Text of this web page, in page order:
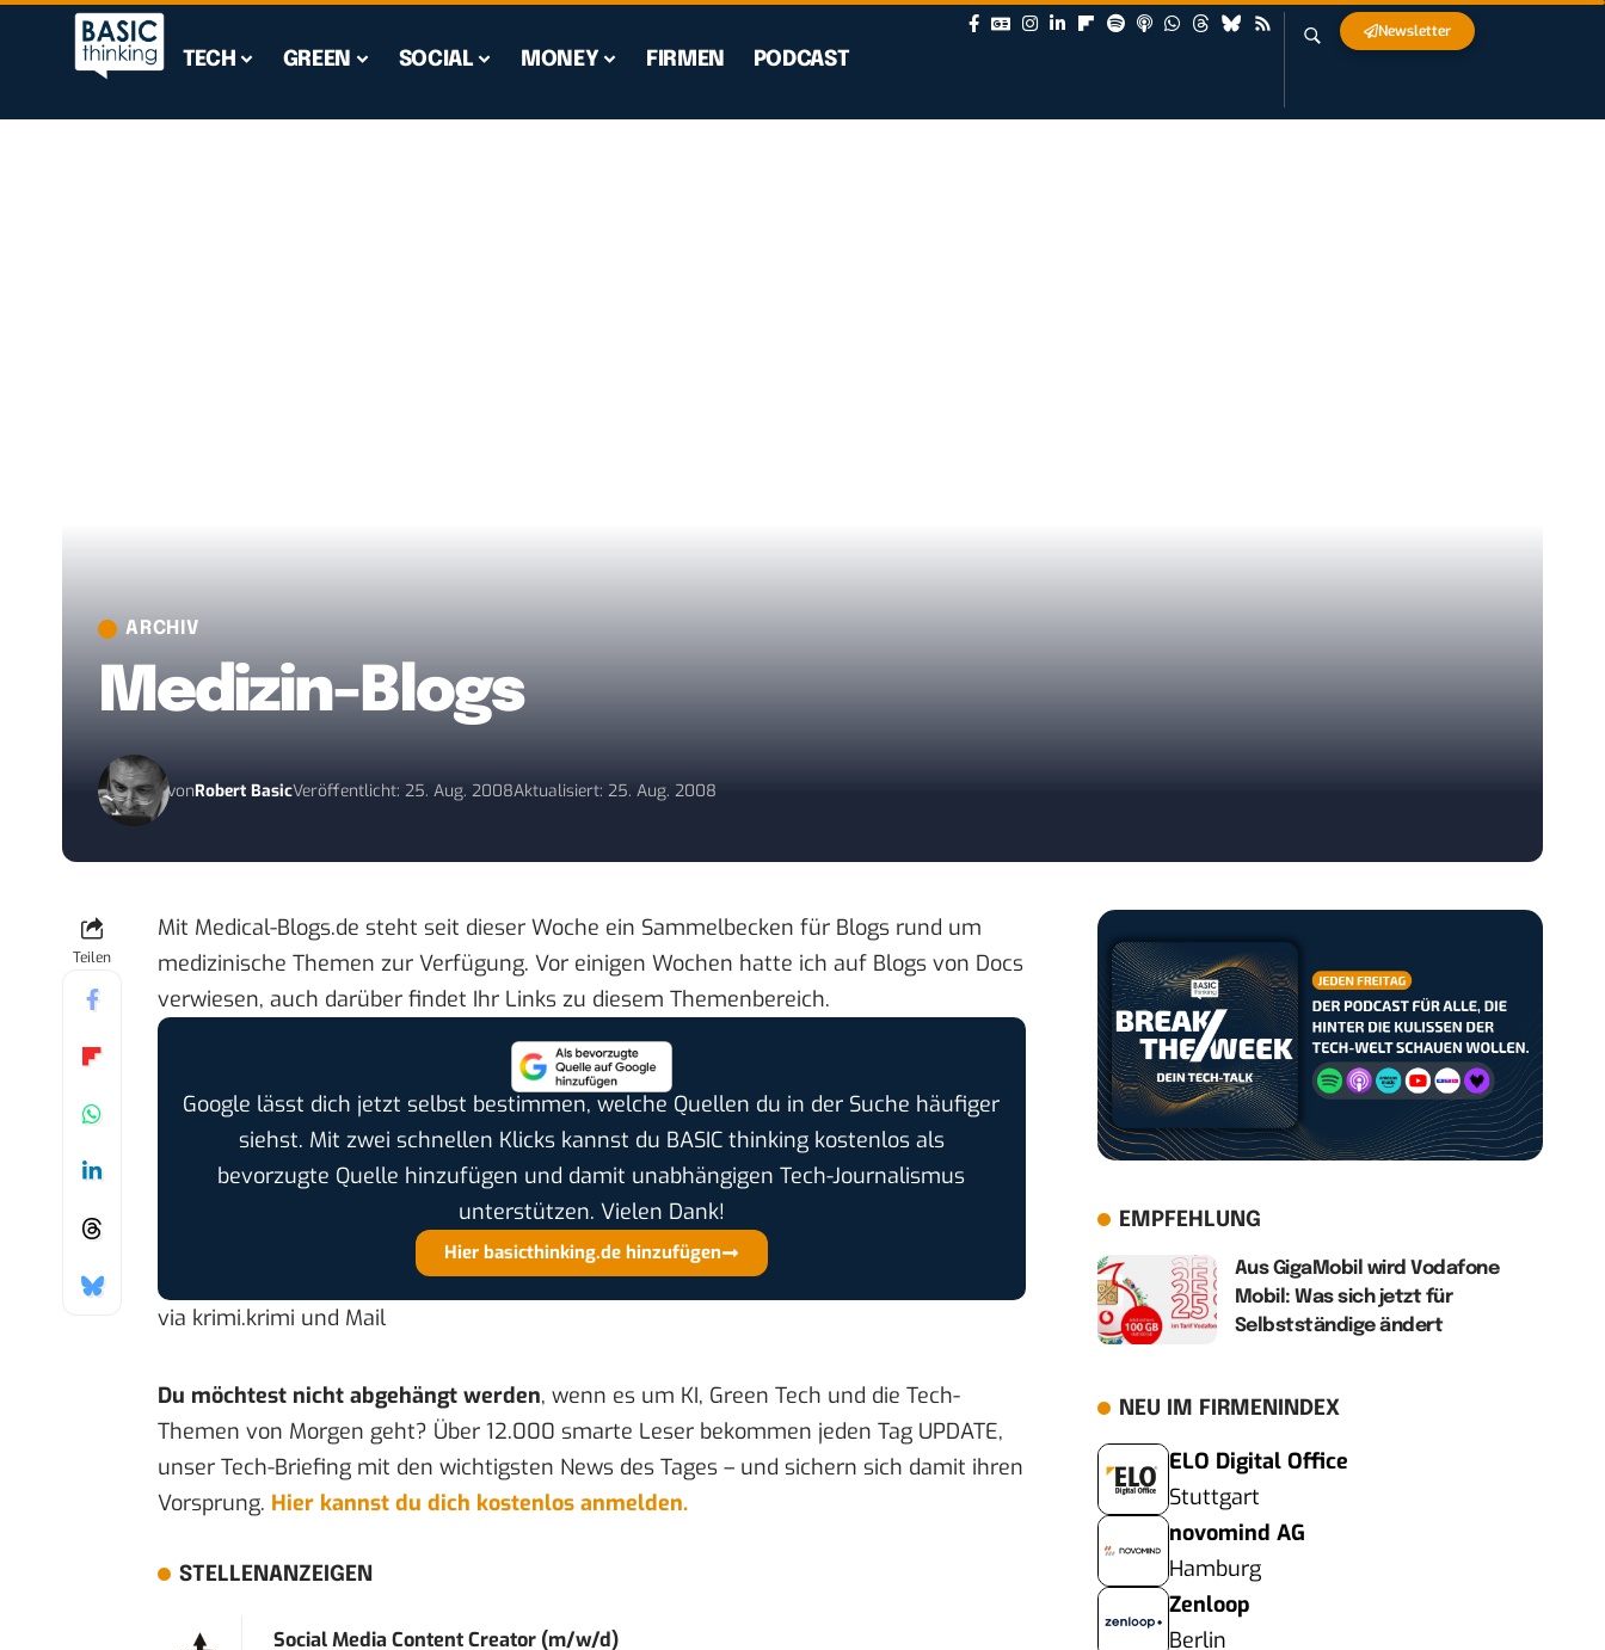
TECH GREEN SOCIAL MONEY FIRMEN PODCAST
Newsletter
ARCHIV
Medizin-Blogs
vonRobert BasicVeröffentlicht: 25. Aug. 2008Aktualisiert: 25. Aug. 2008
Teilen
Mit Medical-Blogs.de steht seit dieser Woche ein Sammelbecken für Blogs rund um
medizinische Themen zur Verfügung. Vor einigen Wochen hatte ich auf Blogs von Docs
verwiesen, auch darüber findet Ihr Links zu diesem Themenbereich.
Google lässt dich jetzt selbst bestimmen, welche Quellen du in der Suche häufiger
siehst. Mit zwei schnellen Klicks kannst du BASIC thinking kostenlos als
bevorzugte Quelle hinzufügen und damit unabhängigen Tech-Journalismus
unterstützen. Vielen Dank!
Hier basicthinking.de hinzufügen
via krimi.krimi und Mail
Du möchtest nicht abgehängt werden, wenn es um KI, Green Tech und die Tech-
Themen von Morgen geht? Über 12.000 smarte Leser bekommen jeden Tag UPDATE,
unser Tech-Briefing mit den wichtigsten News des Tages – und sichern sich damit ihren
Vorsprung. Hier kannst du dich kostenlos anmelden.
STELLENANZEIGEN
Social Media Content Creator (m/w/d)
EMPFEHLUNG
Aus GigaMobil wird Vodafone
Mobil: Was sich jetzt für
Selbstständige ändert
NEU IM FIRMENINDEX
ELO Digital Office
Stuttgart
novomind AG
Hamburg
Zenloop
Berlin